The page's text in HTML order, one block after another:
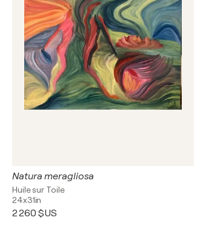
Natura meragliosa
Huile sur Toile
24x31in
2 260 $US